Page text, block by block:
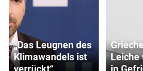
„Das Leugnen des
Klimawandels ist
Leiche